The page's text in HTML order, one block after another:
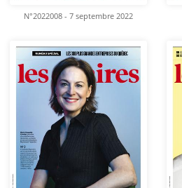
N°2022008 - 7 septembre 2022